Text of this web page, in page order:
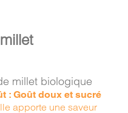
millet biologique
: Goût doux et sucré
apporte une saveur